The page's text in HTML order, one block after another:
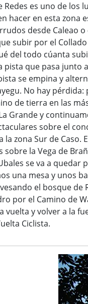
Redes es uno de los
hacer en esta zona
desde Caleao
subir por el
del todo cúanta
pista que pasa junto
se empina y
No hay
de tierra en las
Grande y
sobre el
la zona Sur de
sobre la Vega de
se va a
una mesa y unos
el bosque
por el Camino de
vuelta y volver a la
Ciclista.